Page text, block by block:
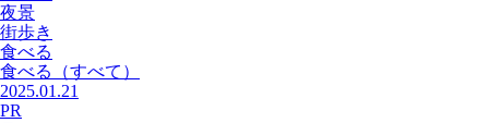
夜景
街歩き
食べる
食べる
（すべて）
2025.01.21
PR